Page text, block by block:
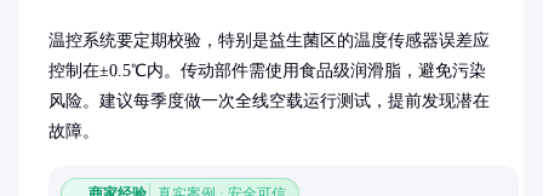
温控系统要定期校验，特别是益生菌区的温度传感器误差应
控制在±0.5℃内。传动部件需使用食品级润滑脂，避免污染
风险。建议每季度做一次全线空载运行测试，提前发现潜在
故障。